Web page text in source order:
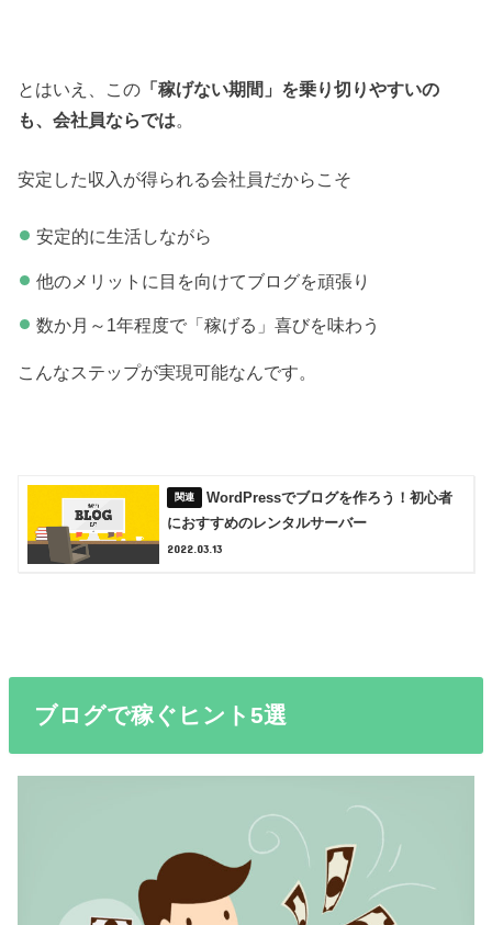
とはいえ、この 「稼げない期間」を乗り切りやすいの
も、会社員ならでは。
安定した収入が得られる会社員だからこそ
安定的に生活しながら
他のメリットに目を向けてブログを頑張り
数か月～1年程度で「稼げる」喜びを味わう
こんなステップが実現可能なんです。
WordPressでブログを作ろう！初心者
におすすめのレンタルサーバー
2022.03.13
ブログで稼ぐヒント5選